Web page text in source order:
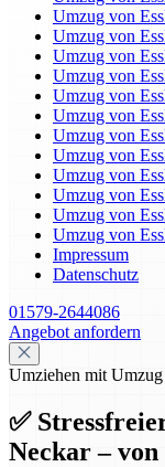
Umzug von
Umzug von
Umzug von
Umzug von
Umzug von
Umzug von
Umzug von
Umzug von
Umzug von
Umzug von
Umzug von
Umzug von
Impressum
Datenschutz
01579-2644086
Angebot anfordern
Umziehen mit
✅
Neckar –